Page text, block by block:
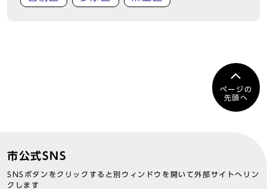
ページの
先頭へ
市公式SNS
SNSボタンをクリックすると別ウィンドウを開いて外部サイトへリン
クします